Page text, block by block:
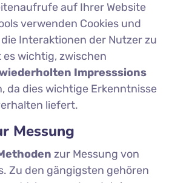
auf Ihrer Website
verwenden Cookies und
Interaktionen der Nutzer zu
wichtig, zwischen
Impresssions
da dies wichtige Erkenntnisse
liefert.
Messung
zur Messung von
Zu den gängigsten gehören